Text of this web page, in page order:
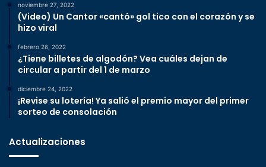
noviembre 27, 2022
(Video) Un Cantor «cantó» gol tico con el corazón y se
hizo viral
febrero 26, 2022
¿Tiene billetes de algodón? Vea cuáles dejan de
circular a partir del 1 de marzo
diciembre 24, 2022
¡Revise su lotería! Ya salió el premio mayor del primer
sorteo de consolación
Actualizaciones